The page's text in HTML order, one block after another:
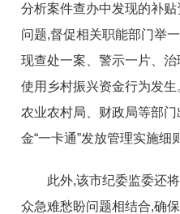
分析案件查办中发现的补
问题,督促相关职能部门举
现查处一案、警示一片、
使用乡村振兴资金行为发
农业农村局、财政局等部
金“一卡通”发放管理实施细
此外,该市纪委监委还
众急难愁盼问题相结合,确